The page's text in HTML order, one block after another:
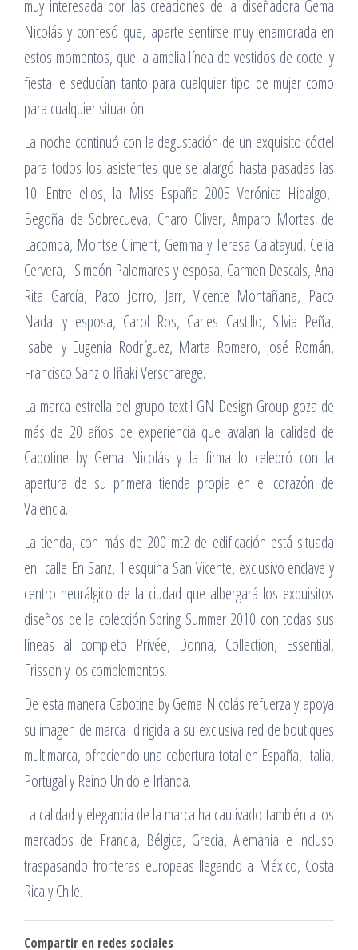
muy interesada por las creaciones de la diseñadora Gema
Nicolás y confesó que, aparte sentirse muy enamorada en
estos momentos, que la amplia línea de vestidos de coctel y
fiesta le seducían tanto para cualquier tipo de mujer como
para cualquier situación.
La noche continuó con la degustación de un exquisito cóctel
para todos los asistentes que se alargó hasta pasadas las
10. Entre ellos, la Miss España 2005 Verónica Hidalgo,
Begoña de Sobrecueva, Charo Oliver, Amparo Mortes de
Lacomba, Montse Climent, Gemma y Teresa Calatayud, Celia
Cervera, Simeón Palomares y esposa, Carmen Descals, Ana
Rita García, Paco Jorro, Jarr, Vicente Montañana, Paco
Nadal y esposa, Carol Ros, Carles Castillo, Silvia Peña,
Isabel y Eugenia Rodríguez, Marta Romero, José Román,
Francisco Sanz o Iñaki Verscharege.
La marca estrella del grupo textil GN Design Group goza de
más de 20 años de experiencia que avalan la calidad de
Cabotine by Gema Nicolás y la firma lo celebró con la
apertura de su primera tienda propia en el corazón de
Valencia.
La tienda, con más de 200 mt2 de edificación está situada
en calle En Sanz, 1 esquina San Vicente, exclusivo enclave y
centro neurálgico de la ciudad que albergará los exquisitos
diseños de la colección Spring Summer 2010 con todas sus
líneas al completo Privée, Donna, Collection, Essential,
Frisson y los complementos.
De esta manera Cabotine by Gema Nicolás refuerza y apoya
su imagen de marca dirigida a su exclusiva red de boutiques
multimarca, ofreciendo una cobertura total en España, Italia,
Portugal y Reino Unido e Irlanda.
La calidad y elegancia de la marca ha cautivado también a los
mercados de Francia, Bélgica, Grecia, Alemania e incluso
traspasando fronteras europeas llegando a México, Costa
Rica y Chile.
Compartir en redes sociales